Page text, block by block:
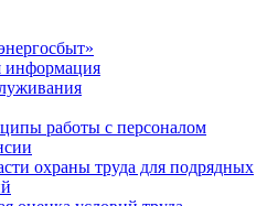
информация
работы с персоналом
охраны труда для подрядных